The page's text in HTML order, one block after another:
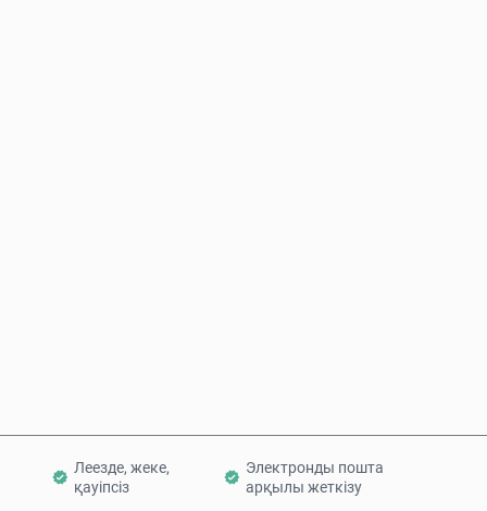
Леезде, жеке,
қауіпсіз
Электронды пошта
арқылы жеткізу